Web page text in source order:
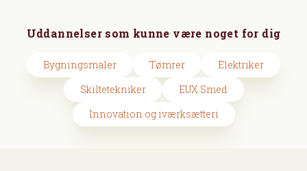
Uddannelser som kunne være noget for dig
Bygningsmaler Tømrer
Elektriker
Skiltetekniker
EUX Smed
Innovation og iværksætteri